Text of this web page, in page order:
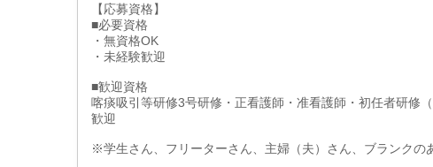
【応募資格】
■必要資格
・無資格OK
・未経験歓迎
■歓迎資格
喀痰吸引等研修3号研修・正看護師・准看護師・初任者研修
歓迎
※学生さん、フリーターさん、主婦（夫）さん、ブランクの